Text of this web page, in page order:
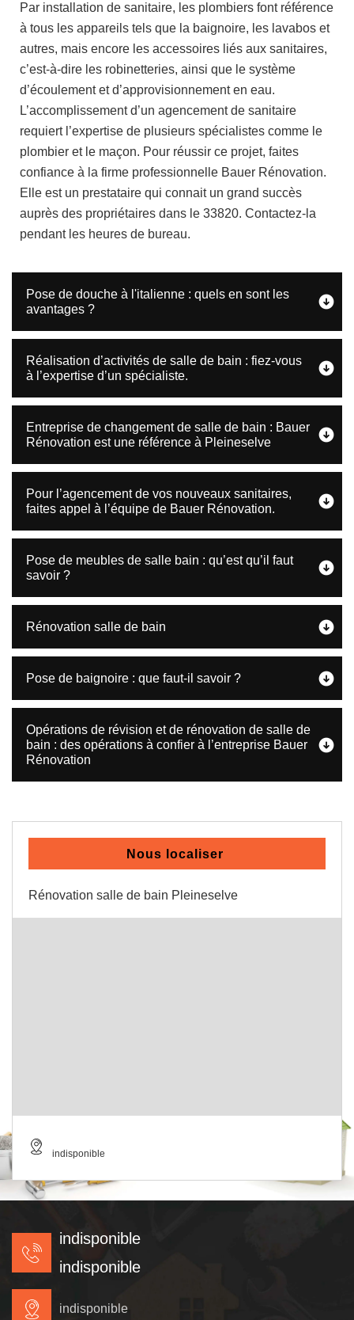
Par installation de sanitaire, les plombiers font référence
à tous les appareils tels que la baignoire, les lavabos et
autres, mais encore les accessoires liés aux sanitaires,
c’est-à-dire les robinetteries, ainsi que le système
d’écoulement et d’approvisionnement en eau.
L’accomplissement d’un agencement de sanitaire
requiert l’expertise de plusieurs spécialistes comme le
plombier et le maçon. Pour réussir ce projet, faites
confiance à la firme professionnelle Bauer Rénovation.
Elle est un prestataire qui connait un grand succès
auprès des propriétaires dans le 33820. Contactez-la
pendant les heures de bureau.
Pose de douche à l'italienne : quels en sont les
avantages ?
Réalisation d’activités de salle de bain : fiez-vous
à l’expertise d’un spécialiste.
Entreprise de changement de salle de bain : Bauer
Rénovation est une référence à Pleineselve
Pour l’agencement de vos nouveaux sanitaires,
faites appel à l’équipe de Bauer Rénovation.
Pose de meubles de salle bain : qu’est qu’il faut
savoir ?
Rénovation salle de bain
Pose de baignoire : que faut-il savoir ?
Opérations de révision et de rénovation de salle de
bain : des opérations à confier à l’entreprise Bauer
Rénovation
Nous localiser
Rénovation salle de bain Pleineselve
indisponible
indisponible
indisponible
indisponible